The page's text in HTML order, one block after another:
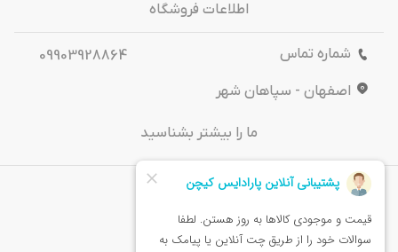
اطلاعات فروشگاه
شماره تماس
09903928864
اصفهان - سپاهان شهر
ما را بیشتر بشناسید
درباره‌ ما
تماس باما